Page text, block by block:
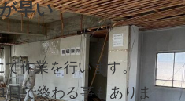
早い
作業を行います。
で終わる事もありま